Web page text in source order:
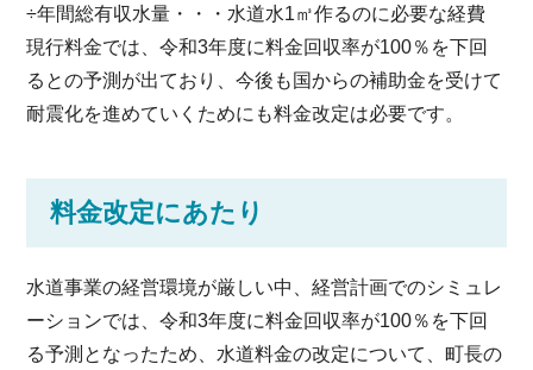
÷年間総有収水量・・・水道水1㎥作るのに必要な経費
現行料金では、令和3年度に料金回収率が100％を下回
るとの予測が出ており、今後も国からの補助金を受けて
耐震化を進めていくためにも料金改定は必要です。
料金改定にあたり
水道事業の経営環境が厳しい中、経営計画でのシミュレ
ーションでは、令和3年度に料金回収率が100％を下回
る予測となったため、水道料金の改定について、町長の